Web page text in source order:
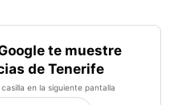
te muestre
de Tenerife
en la siguiente pantalla